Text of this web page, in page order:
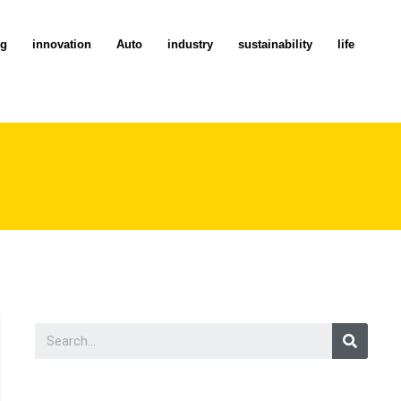
innovation Auto industry sustainability life